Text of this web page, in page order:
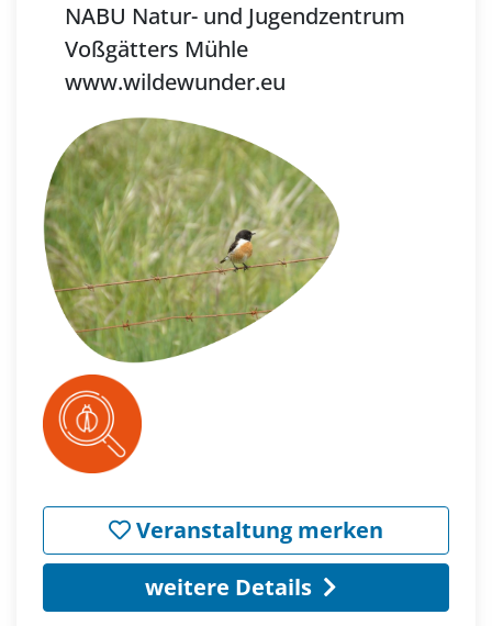
NABU Natur- und Jugendzentrum
Voßgätters Mühle
www.wildewunder.eu
Veranstaltung merken
weitere Details